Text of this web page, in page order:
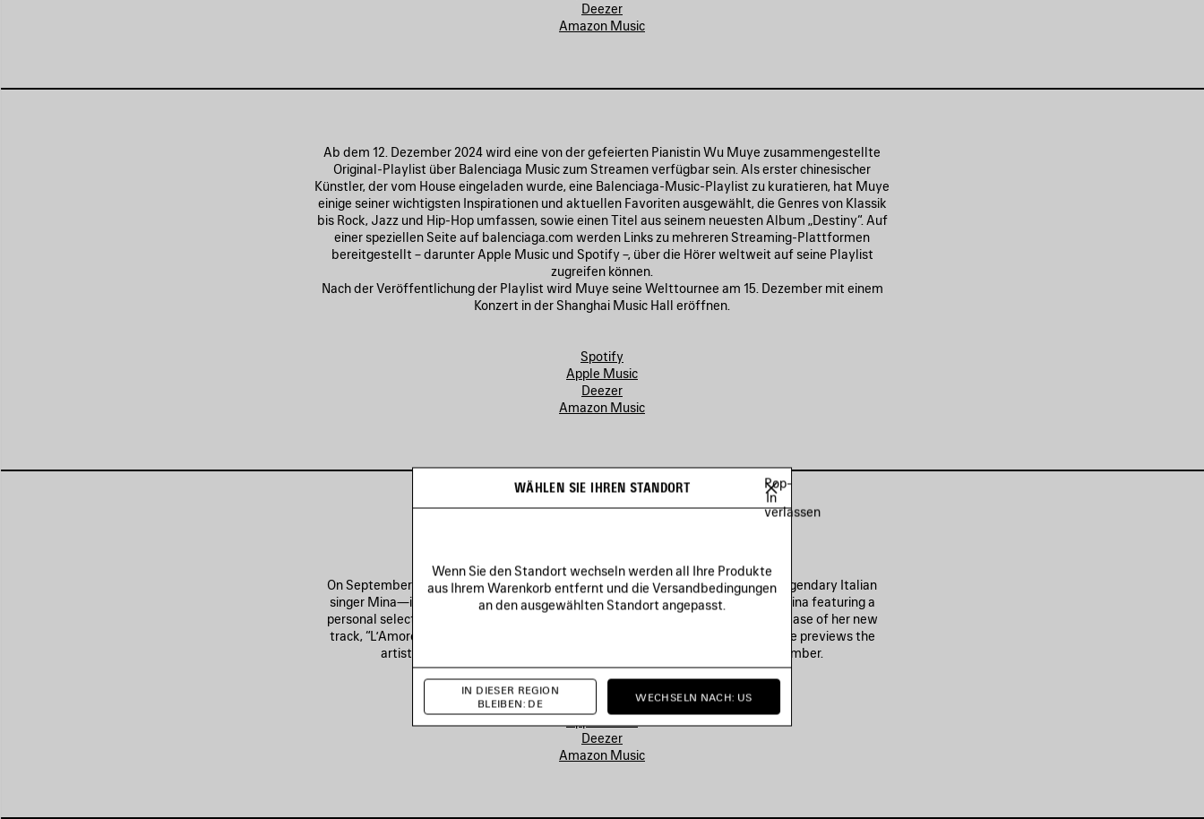
Deezer
Amazon Music
Ab dem 12. Dezember 2024 wird eine von der gefeierten Pianistin Wu Muye zusammengestellte
Original-Playlist über Balenciaga Music zum Streamen verfügbar sein. Als erster chinesischer
Künstler, der vom House eingeladen wurde, eine Balenciaga-Music-Playlist zu kuratieren, hat Muye
einige seiner wichtigsten Inspirationen und aktuellen Favoriten ausgewählt, die Genres von Klassik
bis Rock, Jazz und Hip-Hop umfassen, sowie einen Titel aus seinem neuesten Album „Destiny“. Auf
einer speziellen Seite auf balenciaga.com werden Links zu mehreren Streaming-Plattformen
bereitgestellt – darunter Apple Music und Spotify –, über die Hörer weltweit auf seine Playlist
zugreifen können.
Nach der Veröffentlichung der Playlist wird Muye seine Welttournee am 15. Dezember mit einem
Konzert in der Shanghai Music Hall eröffnen.
Spotify
Apple Music
Deezer
Amazon Music
On September 19th, 2024, Balenciaga Music launches a collaboration with the legendary Italian
singer Mina—including limited-edition merch, a three-hour original playlist by Mina featuring a
personal selection of songs from her preferred artists, and the exclusive pre-release of her new
track, “L’Amore Vero,” accessible via Balenciaga Music | Mina products. The single previews the
artist’s forthcoming album, which will be released to the public in November.
Deezer
Amazon Music
WÄHLEN SIE IHREN STANDORT
Pop-
In
verlassen
Wenn Sie den Standort wechseln werden all Ihre Produkte
aus Ihrem Warenkorb entfernt und die Versandbedingungen
an den ausgewählten Standort angepasst.
IN DIESER REGION
BLEIBEN: DE
WECHSELN NACH: US